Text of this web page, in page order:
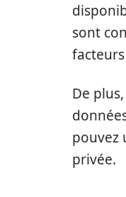
sont
De
pouvez
privée.